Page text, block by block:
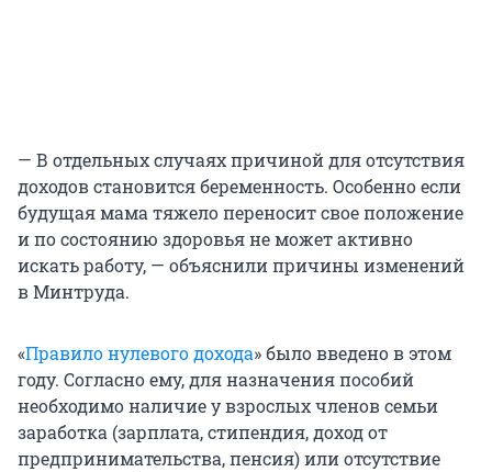
— В отдельных случаях причиной для отсутствия
доходов становится беременность. Особенно если
будущая мама тяжело переносит свое положение
и по состоянию здоровья не может активно
искать работу, — объяснили причины изменений
в Минтруда.
«Правило нулевого дохода» было введено в этом
году. Согласно ему, для назначения пособий
необходимо наличие у взрослых членов семьи
заработка (зарплата, стипендия, доход от
предпринимательства, пенсия) или отсутствие